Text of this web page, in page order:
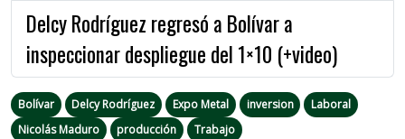
Delcy Rodríguez regresó a Bolívar a
inspeccionar despliegue del 1×10 (+video)
Bolívar Delcy Rodríguez Expo Metal inversion
Laboral
Nicolás Maduro
producción Trabajo